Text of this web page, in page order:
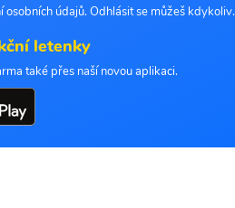
údajů. Odhlásit se můžeš kdykoliv.
letenky
také přes naší novou aplikaci.